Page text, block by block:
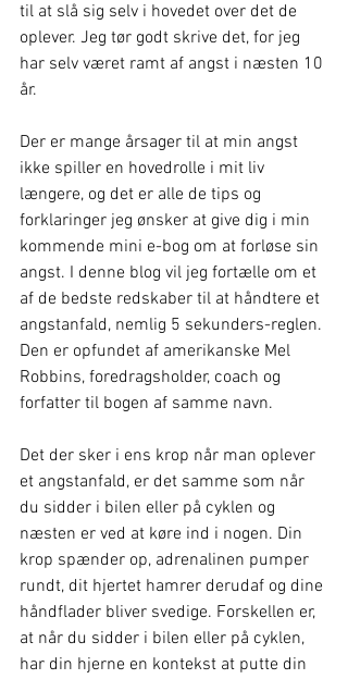
til at slå sig selv i hovedet over det de
oplever. Jeg tør godt skrive det, for jeg
har selv været ramt af angst i næsten 10
år.
Der er mange årsager til at min angst
ikke spiller en hovedrolle i mit liv
længere, og det er alle de tips og
forklaringer jeg ønsker at give dig i min
kommende mini e-bog om at forløse sin
angst. I denne blog vil jeg fortælle om et
af de bedste redskaber til at håndtere et
angstanfald, nemlig 5 sekunders-reglen.
Den er opfundet af amerikanske Mel
Robbins, foredragsholder, coach og
forfatter til bogen af samme navn.
Det der sker i ens krop når man oplever
et angstanfald, er det samme som når
du sidder i bilen eller på cyklen og
næsten er ved at køre ind i nogen. Din
krop spænder op, adrenalinen pumper
rundt, dit hjertet hamrer derudaf og dine
håndflader bliver svedige. Forskellen er,
at når du sidder i bilen eller på cyklen,
har din hjerne en kontekst at putte din